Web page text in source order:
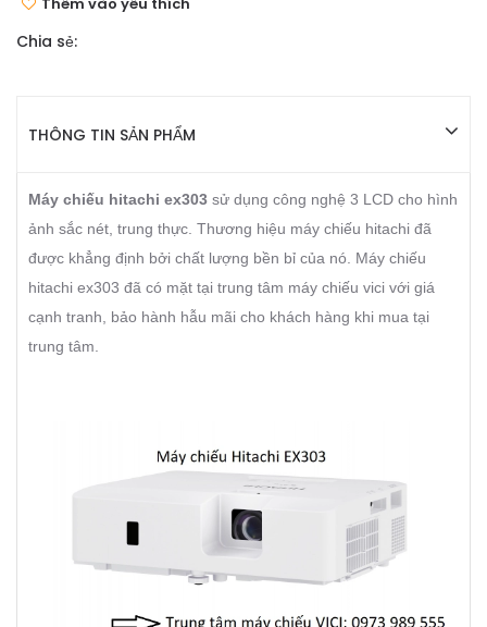
Chia sẻ:
THÔNG TIN SẢN PHẨM
Máy chiếu hitachi ex303 sử dụng công nghệ 3 LCD cho hình
ảnh sắc nét, trung thực. Thương hiệu máy chiếu hitachi đã
được khẳng định bởi chất lượng bền bỉ của nó. Máy chiếu
hitachi ex303 đã có mặt tại trung tâm máy chiếu vici với giá
cạnh tranh, bảo hành hẫu mãi cho khách hàng khi mua tại
trung tâm.